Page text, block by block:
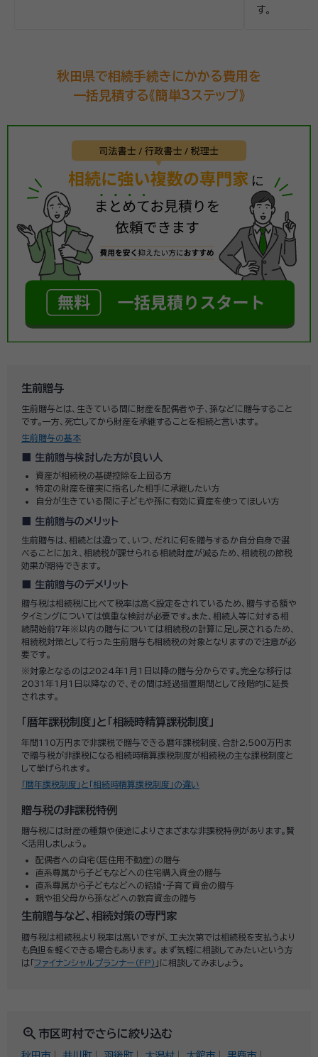
す。
秋田県で相続手続きにかかる費用を
一括見積する《簡単3ステップ》
生前贈与
生前贈与とは、生きている間に財産を配偶者や子、孫などに贈与すること
です。一方、死亡してから財産を承継することを相続と言います。
生前贈与の基本
生前贈与検討した方が良い人
資産が相続税の基礎控除を上回る方
特定の財産を確実に指名した相手に承継したい方
自分が生きている間に子どもや孫に有効に資産を使ってほしい方
生前贈与のメリット
生前贈与は、相続とは違って、いつ、だれに何を贈与するか自分自身で選
べることに加え、相続税が課せられる相続財産が減るため、相続税の節税
効果が期待できます。
生前贈与のデメリット
贈与税は相続税に比べて税率は高く設定をされているため、贈与する額や
タイミングについては慎重な検討が必要です。また、相続人等に対する相
続開始前7年※以内の贈与については相続税の計算に足し戻されるため、
相続税対策として行った生前贈与も相続税の対象となりますので注意が必
要です。
※対象となるのは2024年1月1日以降の贈与分からです。完全な移行は
2031年1月1日以降なので、その間は経過措置期間として段階的に延長
されます。
「暦年課税制度」と「相続時精算課税制度」
年間110万円まで非課税で贈与できる暦年課税制度、合計2,500万円ま
で贈与税が非課税になる相続時精算課税制度が相続税の主な課税制度と
して挙げられます。
「暦年課税制度」と「相続時精算課税制度」の違い
贈与税の非課税特例
贈与税には財産の種類や使途によりさまざまな非課税特例があります。賢
く活用しましょう。
配偶者への自宅（居住用不動産）の贈与
直系尊属から子どもなどへの住宅購入資金の贈与
直系尊属から子どもなどへの結婚・子育て資金の贈与
親や祖父母から孫などへの教育資金の贈与
生前贈与など、相続対策の専門家
贈与税は相続税より税率は高いですが、工夫次第では相続税を支払うより
も負担を軽くできる場合もあります。 まず気軽に相談してみたいという方
は「ファイナンシャルプランナー（FP） 」に相談してみましょう。
zoom_in 市区町村でさらに絞り込む